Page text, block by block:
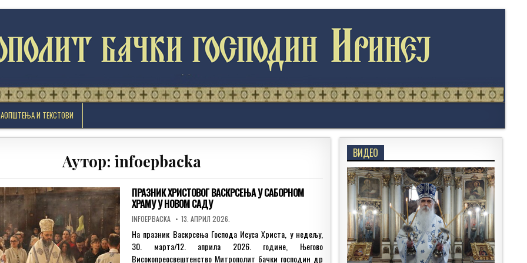
И ТЕКСТОВИ
Аутор: infoepbacka
ПРАЗНИК ХРИСТОВОГ ВАСКРСЕЊА У САБОРНОМ
ХРАМУ У НОВОМ САДУ
AUTHOR:
INFOEPBACKA PUBLISHED
DATE:
13. АПРИЛ 2026.
На празник Васкрсења Господа Исуса Христа, у недељу,
30. марта/12. априла 2026. године, Његово
Високопреосвештенство Митрополит бачки господин др
ВИДЕО